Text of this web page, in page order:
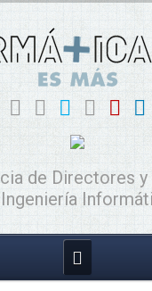
de Directores y
Ingeniería